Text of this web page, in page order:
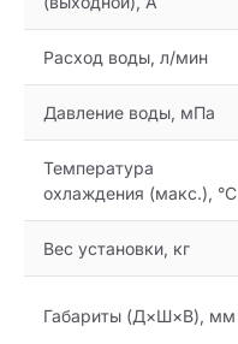
Расход воды, л/мин
Давление воды, мПа
Температура
охлаждения (макс.), °C
Вес установки, кг
Габариты (Д×Ш×В), мм